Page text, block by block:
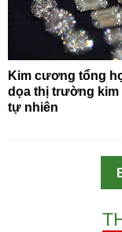
Kim cương tổng
dọa thị trường
tự nhiên